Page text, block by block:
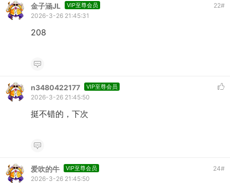
金子涵JL VIP至尊会员 22#
2026-3-26 21:45:31
208
n3480422177 VIP至尊会员
2026-3-26 21:45:50
挺不错的，下次
爱吹的牛 VIP至尊会员 24#
2026-3-26 21:45:50